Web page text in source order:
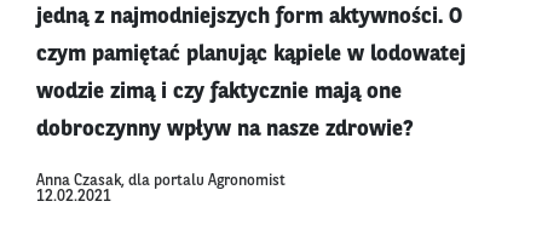
jedną z najmodniejszych form aktywności. O
czym pamiętać planując kąpiele w lodowatej
wodzie zimą i czy faktycznie mają one
dobroczynny wpływ na nasze zdrowie?
Anna Czasak, dla portalu Agronomist
12.02.2021